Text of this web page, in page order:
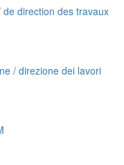
direction des travaux
/ direzione dei lavori